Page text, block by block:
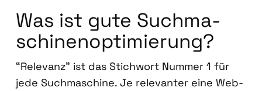
Was ist gute Such­ma­
schi­nen­op­ti­mie­rung?
“Rele­vanz” ist das Stich­wort Num­mer 1 für
jede Such­ma­schi­ne. Je rele­van­ter eine Web­